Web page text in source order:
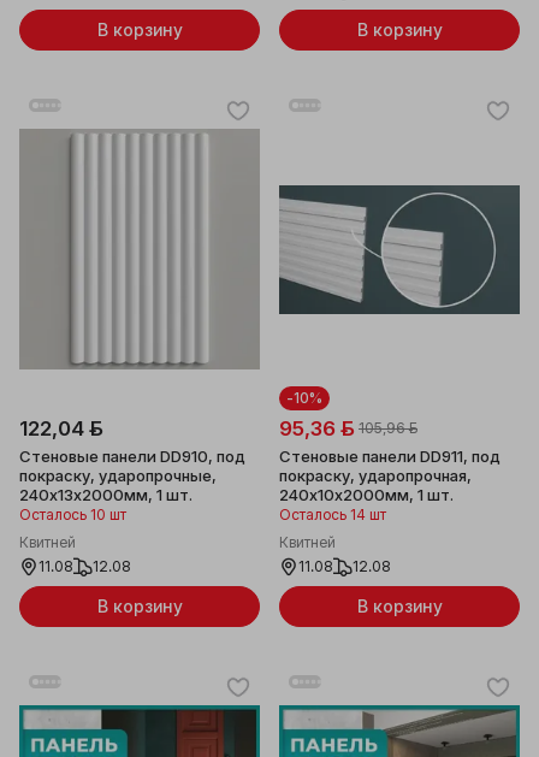
В корзину В корзину
122,04 ƃ
Стеновые панели DD910, под
покраску, ударопрочные,
240x13x2000мм, 1 шт.
Осталось 10 шт
Квитней
11.08
12.08
В корзину
-10%
95,36 ƃ 105,96 ƃ
Стеновые панели DD911, под
покраску, ударопрочная,
240x10x2000мм, 1 шт.
Осталось 14 шт
Квитней
11.08
12.08
В корзину